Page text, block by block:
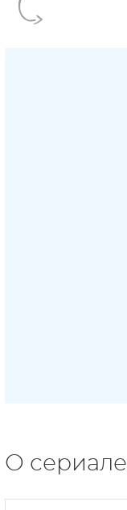
О сериале